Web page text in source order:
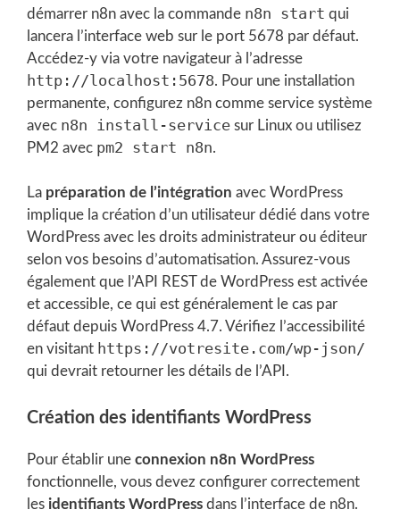
démarrer n8n avec la commande n8n start qui
lancera l’interface web sur le port 5678 par défaut.
Accédez-y via votre navigateur à l’adresse
http://localhost:5678. Pour une installation
permanente, configurez n8n comme service système
avec n8n install-service sur Linux ou utilisez
PM2 avec pm2 start n8n.
La préparation de l’intégration avec WordPress
implique la création d’un utilisateur dédié dans votre
WordPress avec les droits administrateur ou éditeur
selon vos besoins d’automatisation. Assurez-vous
également que l’API REST de WordPress est activée
et accessible, ce qui est généralement le cas par
défaut depuis WordPress 4.7. Vérifiez l’accessibilité
en visitant https://votresite.com/wp-json/
qui devrait retourner les détails de l’API.
Création des identifiants WordPress
Pour établir une connexion n8n WordPress
fonctionnelle, vous devez configurer correctement
les identifiants WordPress dans l’interface de n8n.